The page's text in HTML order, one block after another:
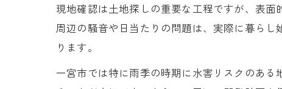
現地確認は土地探しの重要な工程ですが、表面
周辺の騒音や日当たりの問題は、実際に暮ら
ります。
一宮市では特に雨季の時期に水害リスクのあ